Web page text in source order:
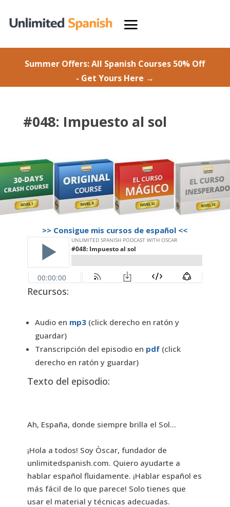
Summer Offers: All Spanish Courses 50% Off
- Get Yours Here →
#048: Impuesto al sol
>> Consigue mis cursos de español <<
Recursos:
Audio en mp3(click derecho en ratón y
guardar)
Transcripción del episodio en pdf(click
derecho en ratón y guardar)
Texto del episodio:
Ah, España, donde siempre brilla el Sol…
¡Hola a todos! Soy Òscar, fundador de
unlimitedspanish.com. Quiero ayudarte a
hablar español fluidamente. ¡Hablar español es
más fácil de lo que parece! Solo tienes que
usar el material y técnicas adecuadas.